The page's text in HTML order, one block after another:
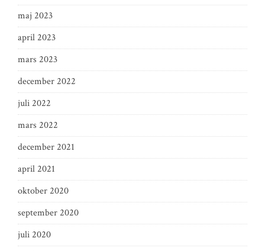
maj 2023
april 2023
mars 2023
december 2022
juli 2022
mars 2022
december 2021
april 2021
oktober 2020
september 2020
juli 2020